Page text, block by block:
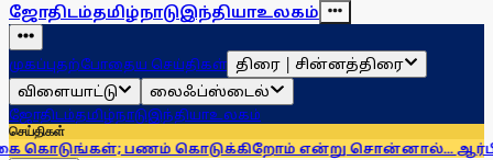
ஜோதிடம்தமிழ்நாடுஇந்தியாஉலகம்
முகப்புதற்போதைய செய்திகள் திரை | சின்னத்திரை
விளையாட்டு
லைஃப்ஸ்டைல்
ஜோதிடம்தமிழ்நாடுஇந்தியாஉலகம்
செய்திகள்
பணம் கொடுக்கிறோம் என்று சொன்னால்... ஆர்பிஐ